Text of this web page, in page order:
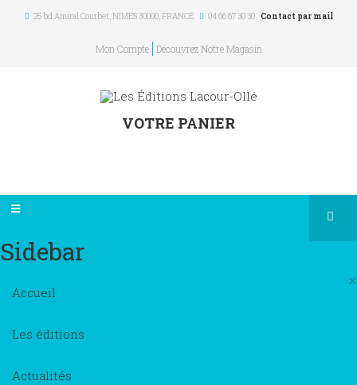
25 bd Amiral Courbet, NIMES 30000,FRANCE 04 66 67 30 30 Contact par mail
Mon Compte Découvrez Notre Magasin
VOTRE PANIER
Sidebar
×
Accueil
Les éditions
Actualités